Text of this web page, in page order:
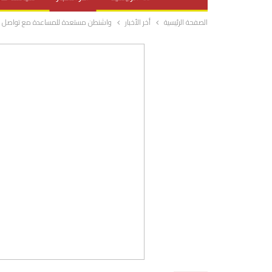
صحة وتغذية
المرأة والحياة الصفحة الرئيسية أخر الأخبار واشنطن مستعدة للمساعدة مع تواصل